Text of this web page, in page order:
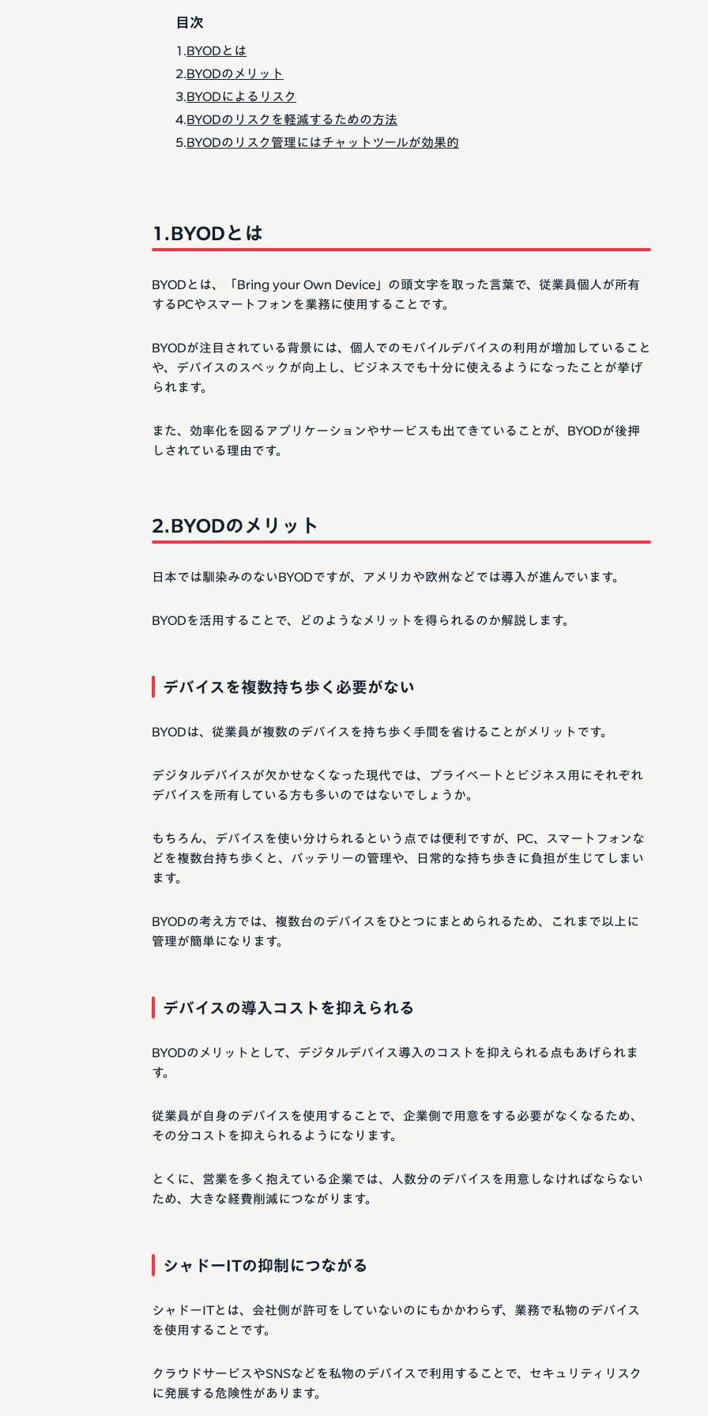
目次
BYODとは
BYODのメリット
BYODによるリスク
BYODのリスクを軽減するための方法
BYODのリスク管理にはチャットツールが効果的
BYODとは
BYODとは、「Bring your Own Device」の頭文字を取った言葉で、従業員個人が所有
するPCやスマートフォンを業務に使用することです。
BYODが注目されている背景には、個人でのモバイルデバイスの利用が増加していること
や、デバイスのスペックが向上し、ビジネスでも十分に使えるようになったことが挙げ
られます。
また、効率化を図るアプリケーションやサービスも出てきていることが、BYODが後押
しされている理由です。
BYODのメリット
日本では馴染みのないBYODですが、アメリカや欧州などでは導入が進んでいます。
BYODを活用することで、どのようなメリットを得られるのか解説します。
デバイスを複数持ち歩く必要がない
BYODは、従業員が複数のデバイスを持ち歩く手間を省けることがメリットです。
デジタルデバイスが欠かせなくなった現代では、プライベートとビジネス用にそれぞれ
デバイスを所有している方も多いのではないでしょうか。
もちろん、デバイスを使い分けられるという点では便利ですが、PC、スマートフォンな
どを複数台持ち歩くと、バッテリーの管理や、日常的な持ち歩きに負担が生じてしまい
ます。
BYODの考え方では、複数台のデバイスをひとつにまとめられるため、これまで以上に
管理が簡単になります。
デバイスの導入コストを抑えられる
BYODのメリットとして、デジタルデバイス導入のコストを抑えられる点もあげられま
す。
従業員が自身のデバイスを使用することで、企業側で用意をする必要がなくなるため、
その分コストを抑えられるようになります。
とくに、営業を多く抱えている企業では、人数分のデバイスを用意しなければならない
ため、大きな経費削減につながります。
シャドーITの抑制につながる
シャドーITとは、会社側が許可をしていないのにもかかわらず、業務で私物のデバイス
を使用することです。
クラウドサービスやSNSなどを私物のデバイスで利用することで、セキュリティリスク
に発展する危険性があります。